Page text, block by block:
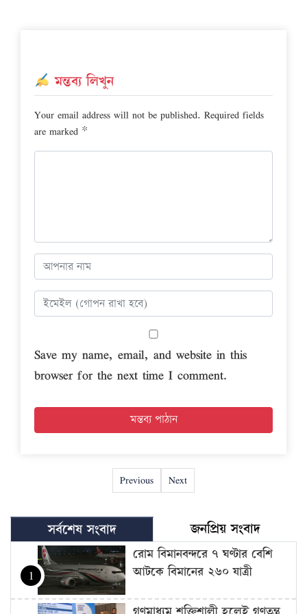
মন্তব্য লিখুন
Your email address will not be published. Required fields
are marked *
Save my name, email, and website in this
browser for the next time I comment.
Previous Next
সর্বশেষ সংবাদ জনপ্রিয় সংবাদ
1
রোম বিমানবন্দরে ৭ ঘণ্টার বেশি
আটকে বিমানের ২৬০ যাত্রী